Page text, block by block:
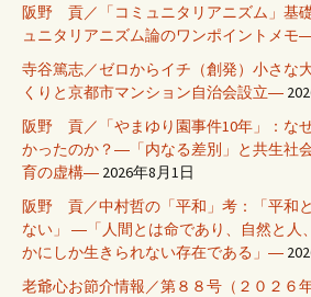
阪野 貢／「コミュニタリアニズム」基
ュニタリアニズム論のワンポイントメモ
寺谷篤志／ゼロからイチ（創発）小さな
くりと京都市マンション自治会設立―
阪野 貢／「やまゆり園事件10年」：な
かったのか？―「内なる差別」と共生社
育の虚構― 2026年8月1日
阪野 貢／中村哲の「平和」考：「平和
ない」 ―「人間とは命であり、自然と人
かにしか生きられない存在である」―
老爺心お節介情報／第８８号（２０２６